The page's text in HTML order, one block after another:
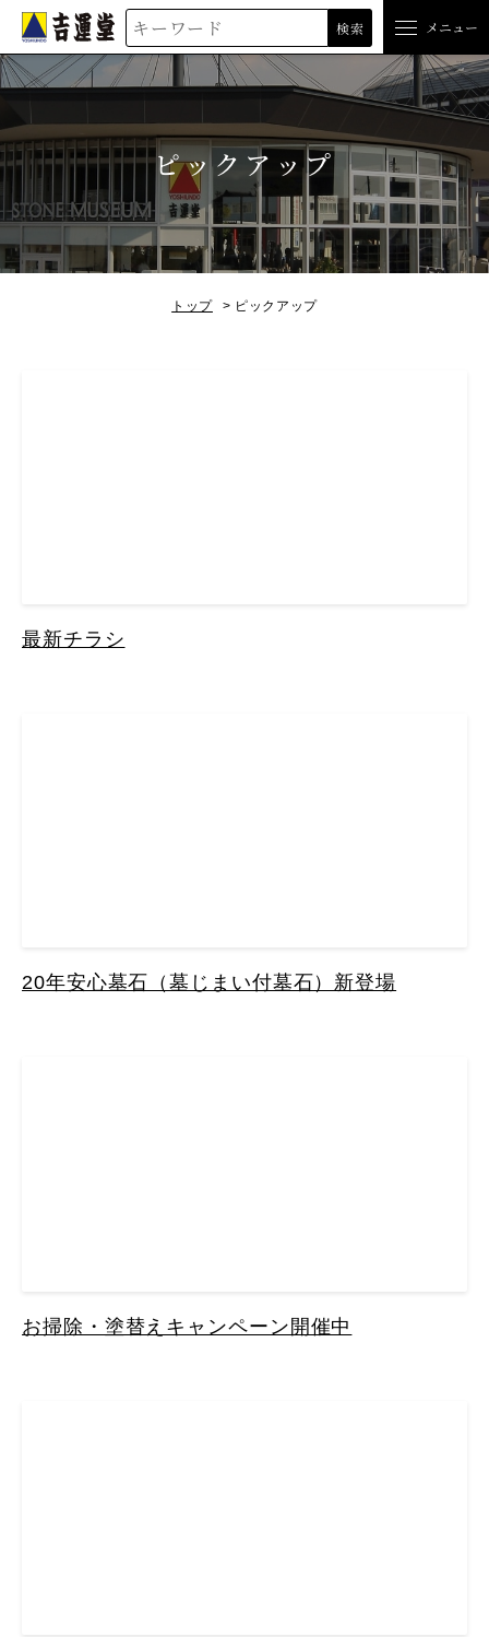
吉運堂 検索 メニュー
ピックアップ
トップ ピックアップ
最新チラシ
20年安心墓石（墓じまい付墓石）新登場
お掃除・塗替えキャンペーン開催中